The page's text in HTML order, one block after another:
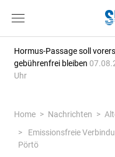
Hormus-Passage soll
gebührenfrei bleiben
Uhr
Home Nachrichten
Emissionsfreie
Pörtö